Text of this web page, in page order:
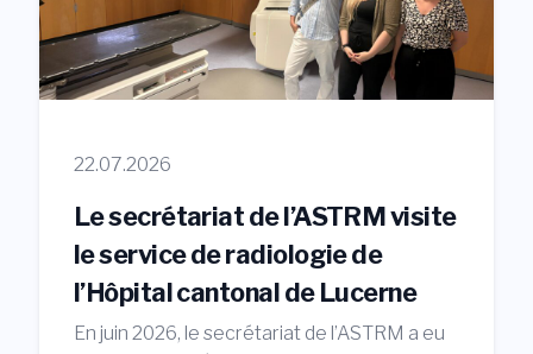
22.07.2026
Le secrétariat de l’ASTRM visite
le service de radiologie de
l’Hôpital cantonal de Lucerne
En juin 2026, le secrétariat de l’ASTRM a eu